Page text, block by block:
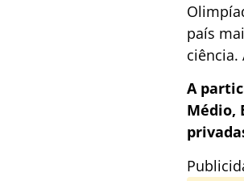
país
ciência.
A
Médio,